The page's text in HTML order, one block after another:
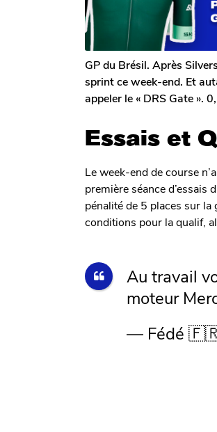
g
o
l
e
r
o
n
GP du Brésil. Après
sprint ce week-end. Et
appeler le « DRS Gate ».
Essais et
Le week-end de course
première séance d’essais
pénalité de 5 places sur
conditions pour la qualif,
Au travail
moteur
— Fédé 🇫🇷